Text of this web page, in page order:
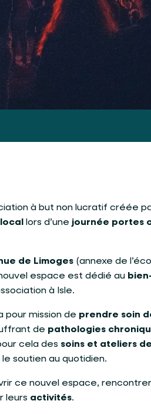
à but non lucratif créée
lors d’une journée portes
de Limoges (annexe de
espace est dédié au
à Isle.
pour mission de prendre soin
de pathologies
cela des soins et ateliers
soutien au quotidien.
ce nouvel espace, rencontrer
leurs activités.